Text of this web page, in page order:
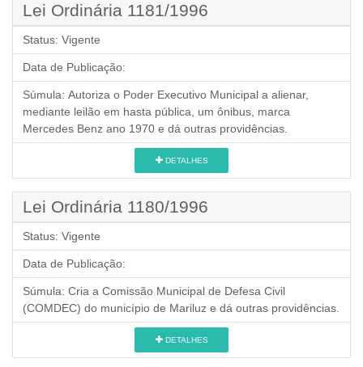
Lei Ordinária 1181/1996
Status: Vigente
Data de Publicação:
Súmula: Autoriza o Poder Executivo Municipal a alienar,
mediante leilão em hasta pública, um ônibus, marca
Mercedes Benz ano 1970 e dá outras providências.
DETALHES
Lei Ordinária 1180/1996
Status: Vigente
Data de Publicação:
Súmula: Cria a Comissão Municipal de Defesa Civil
(COMDEC) do município de Mariluz e dá outras providências.
DETALHES